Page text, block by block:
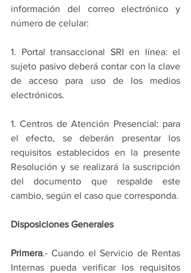
información del correo electrónico y
número de celular:
1. Portal transaccional SRI en línea: el
sujeto pasivo deberá contar con la clave
de acceso para uso de los medios
electrónicos.
1. Centros de Atención Presencial: para
el efecto, se deberán presentar los
requisitos establecidos en la presente
Resolución y se realizará la suscripción
del documento que respalde este
cambio, según el caso que corresponda.
Disposiciones Generales
Primera.- Cuando el Servicio de Rentas
Internas pueda verificar los requisitos